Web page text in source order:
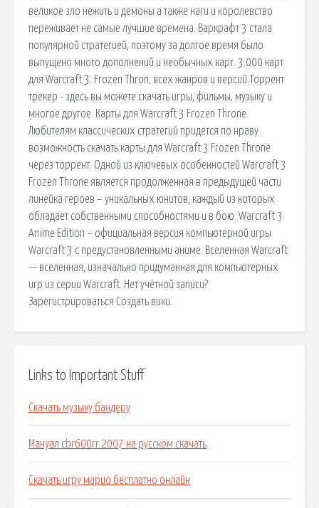
великое зло нежить и демоны а также наги и королевство
переживает не самые лучшие времена. Варкрафт 3 стала
популярной стратегией, поэтому за долгое время было
выпущено много дополнений и необычных карт. 3.000 карт
для Warcraft 3: Frozen Thron, всех жанров и версий.Торрент
трекер - здесь вы можете скачать игры, фильмы, музыку и
многое другое. Карты для Warcraft 3 Frozen Throne.
Любителям классических стратегий придется по нраву
возможность скачать карты для Warcraft 3 Frozen Throne
через торрент. Одной из ключевых особенностей Warcraft 3
Frozen Throne является продолженная в предыдущей части
линейка героев – уникальных юнитов, каждый из которых
обладает собственными способностями и в бою. Warcraft 3
Anime Edition – официальная версия компьютерной игры
Warcraft 3 с предустановленными аниме. Вселенная Warcraft
— вселенная, изначально придуманная для компьютерных
игр из серии Warcraft. Нет учётной записи?
Зарегистрироваться Создать вики.
Links to Important Stuff
Скачать музыку бандеру
Мануал cbr600rr 2007 на русском скачать
Скачать игру марио бесплатно онлайн